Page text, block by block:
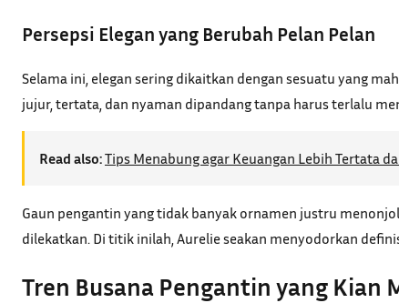
Persepsi Elegan yang Berubah Pelan Pelan
Selama ini, elegan sering dikaitkan dengan sesuatu yang
jujur, tertata, dan nyaman dipandang tanpa harus terlalu
Read also:Tips Menabung agar Keuangan Lebih Tertata
Gaun pengantin yang tidak banyak ornamen justru
dilekatkan. Di titik inilah, Aurelie seakan menyodorkan
Tren Busana Pengantin yang Kian